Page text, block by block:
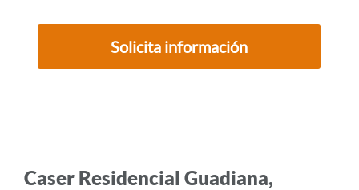
Solicita información
Caser Residencial Guadiana,